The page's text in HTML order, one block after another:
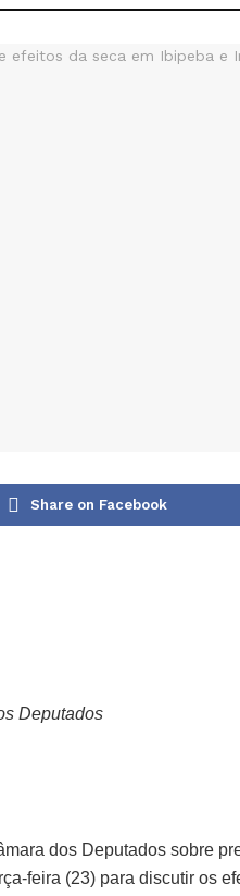
Share on Facebook
Deputados
dos Deputados sobre
feira (23) para discutir os